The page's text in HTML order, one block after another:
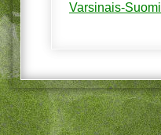
Varsinais-Suomi